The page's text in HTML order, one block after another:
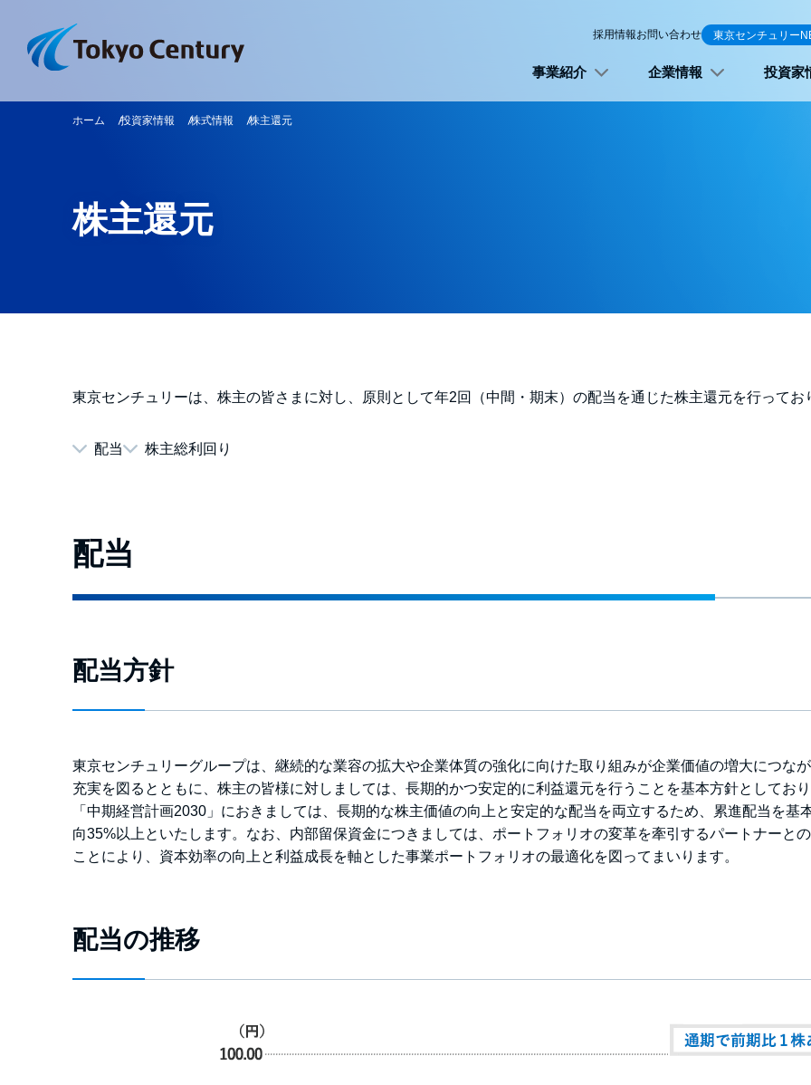
事業紹介 企業情報 投資家
採用情報お問い合わせ 東京センチュリー
ホーム 投資家情報 株式情報 株主還元
株主還元
東京センチュリーは、株主の皆さまに対し、原則として年2回（中間・期末）の配当を通じた株主還元を行ってお
配当 株主総利回り
配当
配当方針
東京センチュリーグループは、継続的な業容の拡大や企業体質の強化に向けた取り組みが企業価値の増大につな
充実を図るとともに、株主の皆様に対しましては、長期的かつ安定的に利益還元を行うことを基本方針としてお
「中期経営計画2030」におきましては、長期的な株主価値の向上と安定的な配当を両立するため、累進配当を
向35%以上といたします。なお、内部留保資金につきましては、ポートフォリオの変革を牽引するパートナーと
ことにより、資本効率の向上と利益成長を軸とした事業ポートフォリオの最適化を図ってまいります。
配当の推移